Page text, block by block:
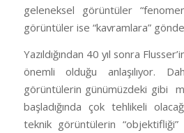
geleneksel görüntüler
görüntüler ise “kavramlara”
Yazıldığından 40 yıl sonra
önemli olduğu anlaşılıyor.
görüntülerin günümüzdeki gibi
başladığında çok tehlikeli
teknik görüntülerin “objektifliği”